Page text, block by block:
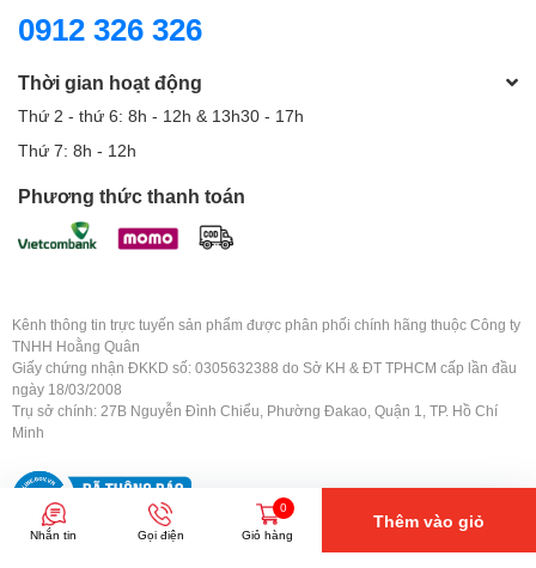
0912 326 326
Thời gian hoạt động
Thứ 2 - thứ 6: 8h - 12h & 13h30 - 17h
Thứ 7: 8h - 12h
Phương thức thanh toán
Kênh thông tin trực tuyến sản phẩm được phân phối chính hãng thuộc Công ty
TNHH Hoằng Quân
Giấy chứng nhận ĐKKD số: 0305632388 do Sở KH & ĐT TPHCM cấp lần đầu
ngày 18/03/2008
Trụ sở chính: 27B Nguyễn Đình Chiểu, Phường Đakao, Quận 1, TP. Hồ Chí
Minh
Nhắn tin Gọi điện
0
Giỏ hàng
Thêm vào giỏ